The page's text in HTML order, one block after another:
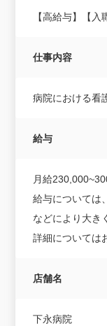
【高給与】【
仕事内容
病院における看
給与
月給
給与については
などにより大き
詳細については
店舗名
下永病院